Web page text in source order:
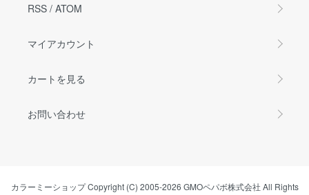
RSS / ATOM
マイアカウント
カートを見る
お問い合わせ
カラーミーショップCopyright (C) 2005-2026 GMOペパボ株式会社 All Rights